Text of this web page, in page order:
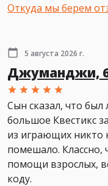
Откуда мы берем
5 августа 2026 г.
Джуманджи,
Сын сказал, что
большое Квестикс
из играющих никто
помешало. Классно,
помощи взрослых,
коду.